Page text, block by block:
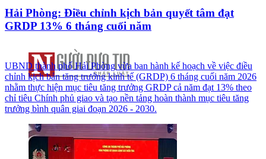
Hải Phòng: Điều chỉnh kịch bản quyết tâm đạt
GRDP 13% 6 tháng cuối năm
UBND thành phố Hải Phòng vừa ban hành kế hoạch về việc điều
chỉnh kịch bản tăng trưởng kinh tế (GRDP) 6 tháng cuối năm 2026
nhằm thực hiện mục tiêu tăng trưởng GRDP cả năm đạt 13% theo
chỉ tiêu Chính phủ giao và tạo nền tảng hoàn thành mục tiêu tăng
trưởng bình quân giai đoạn 2026 - 2030.